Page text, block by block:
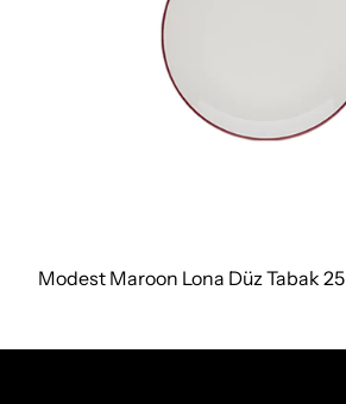
Modest Maroon Lona Düz Tabak